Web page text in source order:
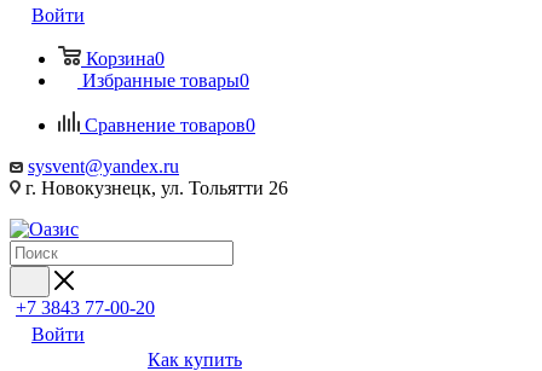
Войти
Корзина0
Избранные товары0
Сравнение товаров0
sysvent@yandex.ru
г. Новокузнецк, ул. Тольятти 26
+7 3843 77-00-20
Войти
Как купить